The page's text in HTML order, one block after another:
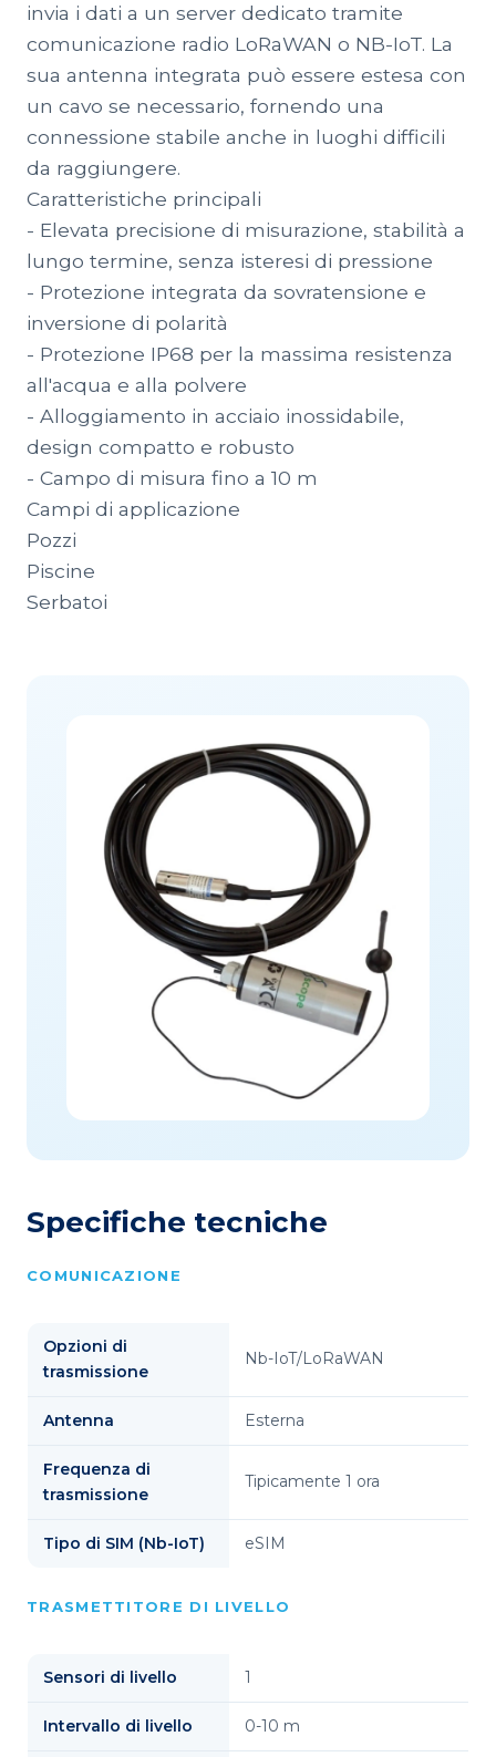
invia i dati a un server dedicato tramite
comunicazione radio LoRaWAN o NB-IoT. La
sua antenna integrata può essere estesa con
un cavo se necessario, fornendo una
connessione stabile anche in luoghi difficili
da raggiungere.
Caratteristiche principali
- Elevata precisione di misurazione, stabilità a
lungo termine, senza isteresi di pressione
- Protezione integrata da sovratensione e
inversione di polarità
- Protezione IP68 per la massima resistenza
all'acqua e alla polvere
- Alloggiamento in acciaio inossidabile,
design compatto e robusto
- Campo di misura fino a 10 m
Campi di applicazione
Pozzi
Piscine
Serbatoi
Specifiche tecniche
COMUNICAZIONE
Opzioni di
trasmissione
Nb-IoT/LoRaWAN
Antenna Esterna
Frequenza di
trasmissione
Tipicamente 1 ora
Tipo di SIM (Nb-IoT) eSIM
TRASMETTITORE DI LIVELLO
Sensori di livello 1
Intervallo di livello 0-10 m